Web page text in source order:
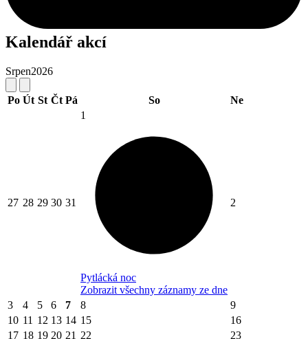
Kalendář akcí
Srpen2026
Po Út St Čt Pá So Ne
27 28 29 30 31
1
Pytlácká noc
Zobrazit všechny záznamy ze dne
2
3 4 5 6 7 8
9
10 11 12 13 14 15
16
17 18 19 20 21 22
23